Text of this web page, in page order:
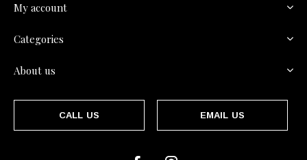
My account
Categories
About us
CALL US EMAIL US